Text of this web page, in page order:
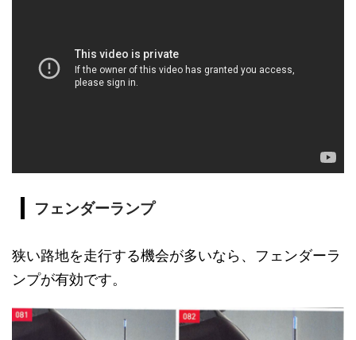
フェンダーランプ
狭い路地を走行する機会が多いなら、フェンダーラ
ンプが有効です。